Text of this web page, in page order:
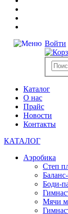
Войти
Каталог
О нас
Прайс
Новости
Контакты
КАТАЛОГ
Аэробика
Степ
Боди-
Мячи